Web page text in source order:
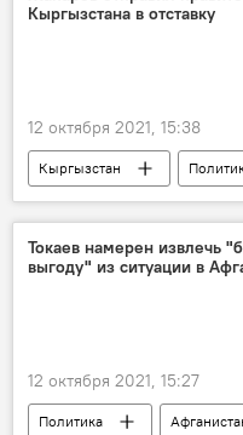
Кыргызстана в отставку
12 октября 2021, 15:38
Кыргызстан
Центральная Азия
Токаев намерен извлечь
выгоду" из ситуации в
12 октября 2021, 15:27
Политика